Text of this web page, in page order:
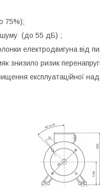
75%);
шуму (до 55 дБ) ;
електродвигуна від
знизило ризик
експлуатаційної